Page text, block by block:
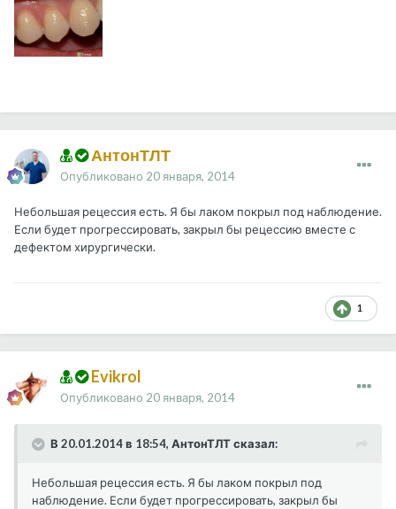
АнтонТЛТ
Опубликовано 20 января, 2014
Небольшая рецессия есть. Я бы лаком покрыл под наблюдение.
Если будет прогрессировать, закрыл бы рецессию вместе с
дефектом хирургически.
1
Evikrol
Опубликовано 20 января, 2014
В 20.01.2014 в 18:54, АнтонТЛТ сказал:
Небольшая рецессия есть. Я бы лаком покрыл под
наблюдение. Если будет прогрессировать, закрыл бы